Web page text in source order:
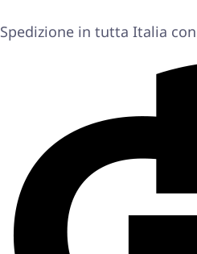
Spedizione in tutta Italia